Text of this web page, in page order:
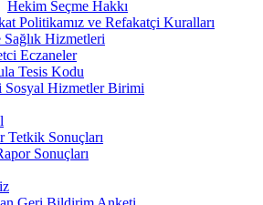
Hekim Seçme Hakkı
Politikamız ve Refakatçi Kuralları
Sağlık Hizmetleri
Eczaneler
Tesis Kodu
Sosyal Hizmetler Birimi
Tetkik Sonuçları
Sonuçları